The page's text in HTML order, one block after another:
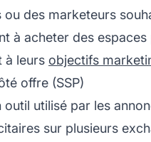
ou des marketeurs
à acheter des
à leurs objectifs
offre (SSP)
outil utilisé par les
sur plusieurs